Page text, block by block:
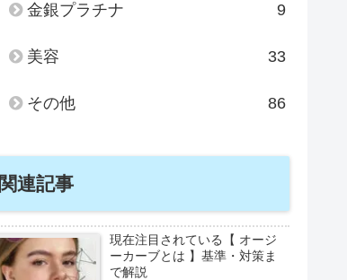
金銀プラチナ 9
美容 33
その他 86
関連記事
現在注目されている【 オージ
ーカーブとは 】基準・対策ま
で解説